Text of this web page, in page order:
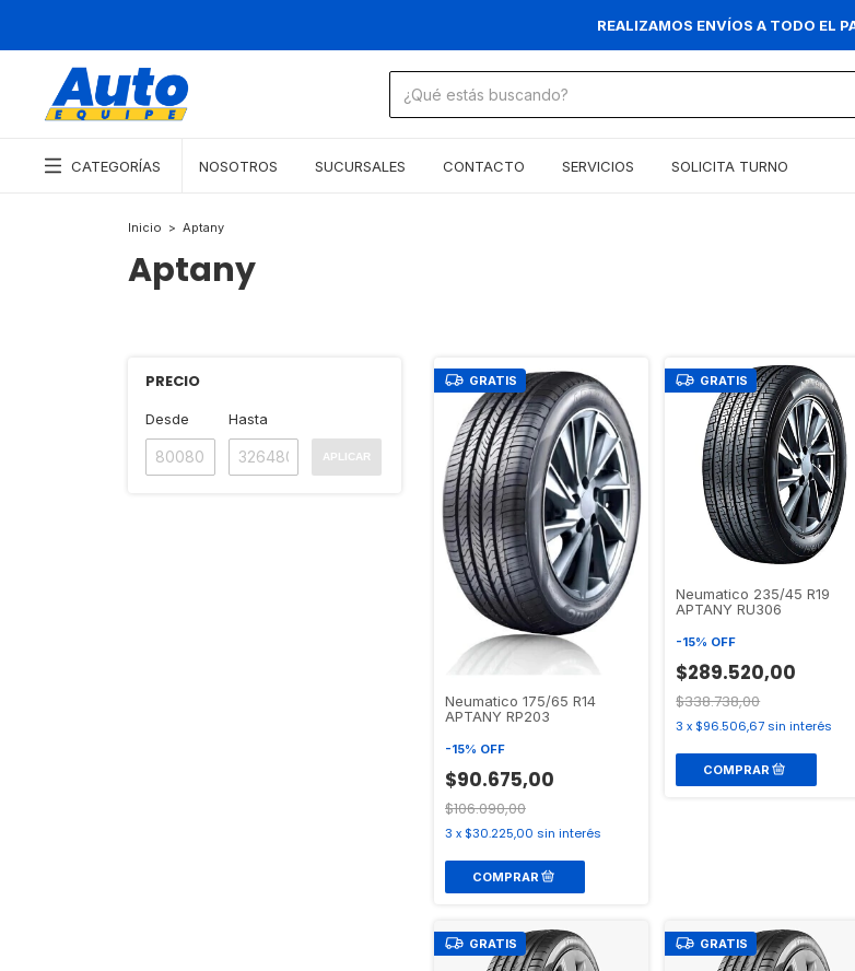
REALIZAMOS ENVÍOS A TODO EL
CATEGORÍAS NOSOTROS SUCURSALES CONTACTO SERVICIOS SOLICITA TURNO
Inicio > Aptany
Aptany
PRECIO
Desde Hasta
APLICAR
GRATIS
Neumatico 175/65 R14
APTANY RP203
-15% OFF
$90.675,00
$106.090,00
3 x $30.225,00 sin interés
GRATIS
Neumatico 235/45 R19
APTANY RU306
-15% OFF
$289.520,00
$338.738,00
3 x $96.506,67 sin interés
GRATIS GRATIS